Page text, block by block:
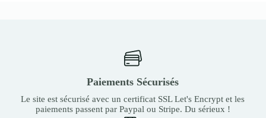
Paiements Sécurisés
Le site est sécurisé avec un certificat SSL Let's Encrypt et les
paiements passent par Paypal ou Stripe. Du sérieux !